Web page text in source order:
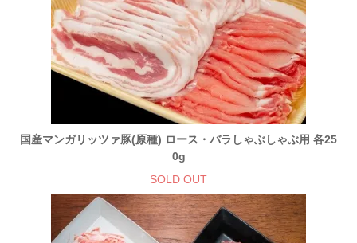
国産マンガリッツァ豚(原種) ロース・バラしゃぶしゃぶ用 各25
0g
SOLD OUT